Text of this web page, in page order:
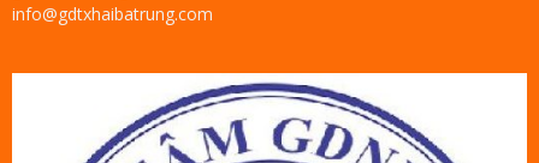
info@gdtxhaibatrung.com